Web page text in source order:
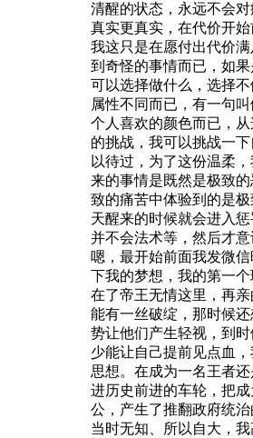
清醒的状态，永远不会
真实更真实，在代价开
我这只是在愿付出代价
到奇怪的事情而已，如
可以选择做什么，选择
属性不同而已，有一句
个人喜欢的颜色而已，
的挑战，我可以挑战一
以待过，为了这份温柔
来的事情是既然是极致
致的痛苦中体验到的是
天醒来的时候就会进入
并不会法术等，然后才意
嗯，最开始前面我发微
下我的梦想，我的第一
在了帝王无情这里，再
能有一丝破绽，那时候
势让他们产生轻视，到
少能让自己提前见点血
思想。在成为一名王者
进历史前进的车轮，把
公，产生了推翻政府统
当时无知、所以自大，